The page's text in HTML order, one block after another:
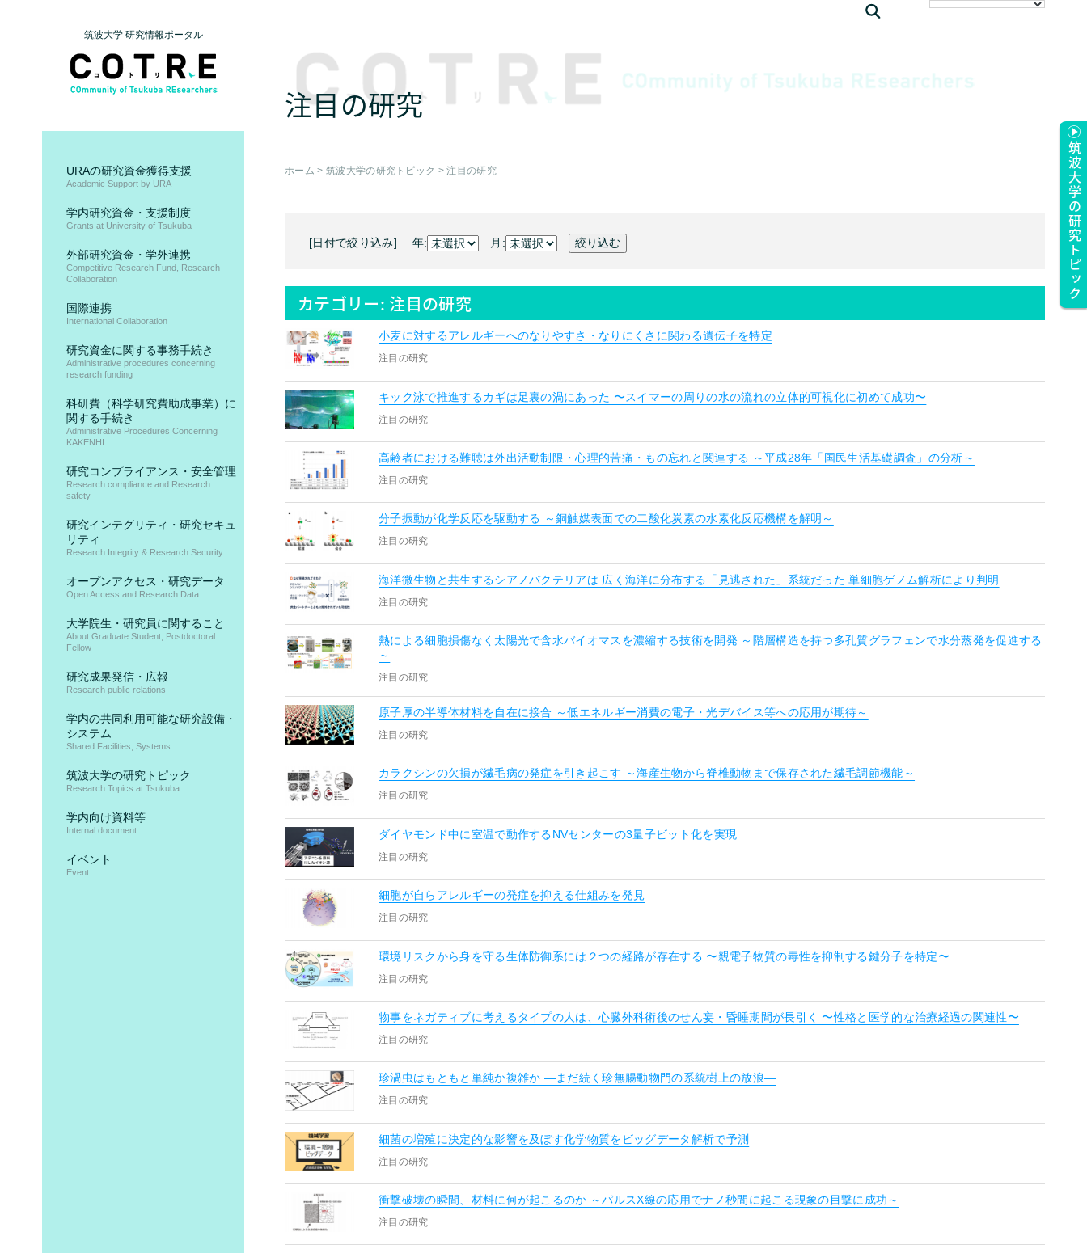
筑波大学 研究情報ポータル
注目の研究
ホーム > 筑波大学の研究トピック >注目の研究 筑波大学の研究トピック
[日付で絞り込み] 年: 月:
カテゴリー: 注目の研究
小麦に対するアレルギーへのなりやすさ・なりにくさに関わる遺伝子を特定
注目の研究
キック泳で推進するカギは足裏の渦にあった 〜スイマーの周りの水の流れの立体的可視化に初めて成功〜
注目の研究
高齢者における難聴は外出活動制限・心理的苦痛・もの忘れと関連する ～平成28年「国民生活基礎調査」の分析～
注目の研究
分子振動が化学反応を駆動する ～銅触媒表面での二酸化炭素の水素化反応機構を解明～
注目の研究
海洋微生物と共生するシアノバクテリアは 広く海洋に分布する「見逃された」系統だった 単細胞ゲノム解析により判明
注目の研究
熱による細胞損傷なく太陽光で含水バイオマスを濃縮する技術を開発 ～階層構造を持つ多孔質グラフェンで水分蒸発を促進する
～
注目の研究
原子厚の半導体材料を自在に接合 ～低エネルギー消費の電子・光デバイス等への応用が期待～
注目の研究
カラクシンの欠損が繊毛病の発症を引き起こす ～海産生物から脊椎動物まで保存された繊毛調節機能～
注目の研究
ダイヤモンド中に室温で動作するNVセンターの3量子ビット化を実現
注目の研究
細胞が自らアレルギーの発症を抑える仕組みを発見
注目の研究
環境リスクから身を守る生体防御系には２つの経路が存在する 〜親電子物質の毒性を抑制する鍵分子を特定〜
注目の研究
物事をネガティブに考えるタイプの人は、心臓外科術後のせん妄・昏睡期間が長引く 〜性格と医学的な治療経過の関連性〜
注目の研究
珍渦虫はもともと単純か複雑か ―まだ続く珍無腸動物門の系統樹上の放浪―
注目の研究
細菌の増殖に決定的な影響を及ぼす化学物質をビッグデータ解析で予測
注目の研究
衝撃破壊の瞬間、材料に何が起こるのか ～パルスX線の応用でナノ秒間に起こる現象の目撃に成功～
注目の研究
URAの研究資金獲得支援
Academic Support by URA
学内研究資金・支援制度
Grants at University of Tsukuba
外部研究資金・学外連携
Competitive Research Fund, Research
Collaboration
国際連携
International Collaboration
研究資金に関する事務手続き
Administrative procedures concerning
research funding
科研費（科学研究費助成事業）に
関する手続き
Administrative Procedures Concerning
KAKENHI
研究コンプライアンス・安全管理
Research compliance and Research
safety
研究インテグリティ・研究セキュ
リティ
Research Integrity & Research Security
オープンアクセス・研究データ
Open Access and Research Data
大学院生・研究員に関すること
About Graduate Student, Postdoctoral
Fellow
研究成果発信・広報
Research public relations
学内の共同利用可能な研究設備・
システム
Shared Facilities, Systems
筑波大学の研究トピック
Research Topics at Tsukuba
学内向け資料等
Internal document
イベント
Event